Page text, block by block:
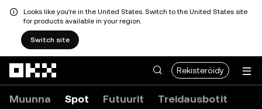
Looks like you're in the United States. Switch to the United States site
for products available in your region.
Switch site
Rekisteröidy
Muunna Spot Futuurit Treidausbotit